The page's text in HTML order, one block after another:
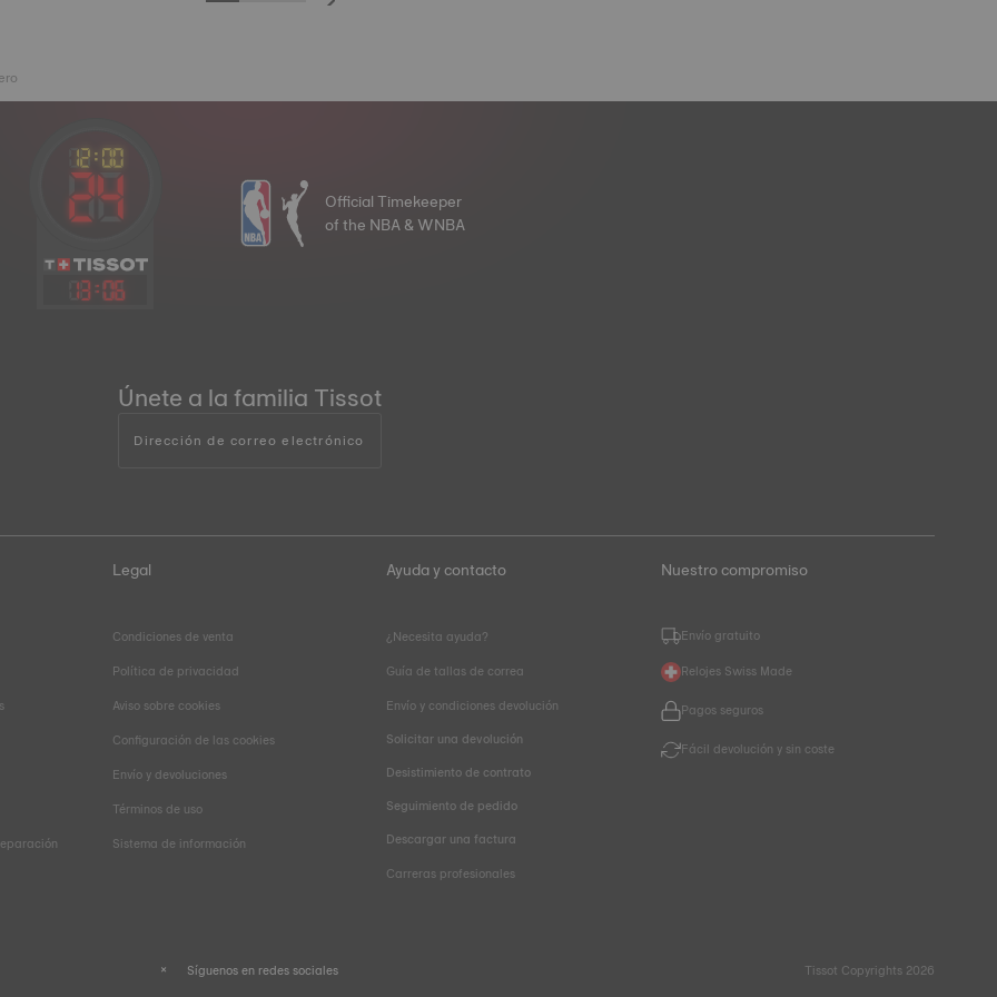
13:06
Official Timekeeper
of the NBA & WNBA
Únete a la familia Tissot
Dirección de correo electrónico
Legal
Condiciones de venta
Política de privacidad
Aviso sobre cookies
Configuración de las cookies
Envío y devoluciones
Términos de uso
Sistema de información
Ayuda y contacto
¿Necesita ayuda?
Guía de tallas de correa
Envío y condiciones devolución
Solicitar una devolución
Desistimiento de contrato
Seguimiento de pedido
Descargar una factura
Carreras profesionales
Nuestro compromiso
Envío gratuito
Relojes Swiss Made
Pagos seguros
Fácil devolución y sin coste
Síguenos en redes sociales Tissot Copyrights 2026